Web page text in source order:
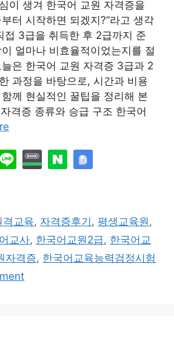
이 생겨 한국어 교원 자격증을
터 시작하면 되겠지?”라고 생각
접 3급을 취득한 후 2급까지 준
얼마나 비효율적이었는지를 절
은 한국어 교원 자격증 3급과 2
과정을 바탕으로, 시간과 비용
께 현실적인 꿀팁을 정리해 본
격증 종류와 승급 구조 한국어
격교육, 자격증후기 , 평생교육원,
교사, 한국어교원2급, 한국어교
자격증, 한국어교육능력검정시험